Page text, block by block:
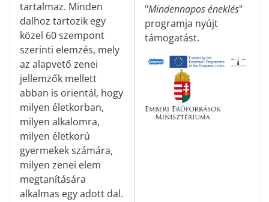
tartalmaz. Minden
dalhoz tartozik egy
közel 60 szempont
szerinti elemzés, mely
az alapvető zenei
jellemzők mellett
abban is orientál, hogy
milyen életkorban,
milyen alkalomra,
milyen életkorú
gyermekek számára,
milyen zenei elem
megtanítására
alkalmas egy adott dal.
"Mindennapos éneklés"
programja nyújt
támogatást.